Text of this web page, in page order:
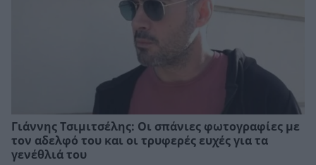
Γιάννης Τσιμιτσέλης: Οι σπάνιες φωτογραφίες με
τον αδελφό του και οι τρυφερές ευχές για τα
γενέθλιά του